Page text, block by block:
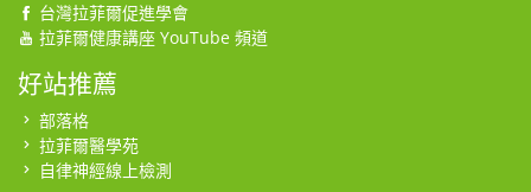
台灣拉菲爾促進學會
拉菲爾健康講座 YouTube 頻道
好站推薦
部落格
拉菲爾醫學苑
自律神經線上檢測